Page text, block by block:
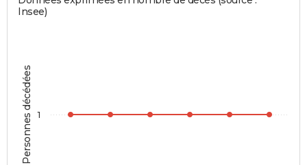
Personnes décédées
Insee)
1